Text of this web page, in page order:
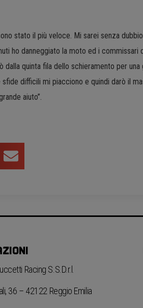
stato il più veloce. Mi sarei senza
ho danneggiato la moto ed i commissari
quinta fila dello schieramento per una
difficili mi piacciono e quindi darò il
aiuto”.
Racing S.S.D.r.l.
36 – 42122 Reggio Emilia